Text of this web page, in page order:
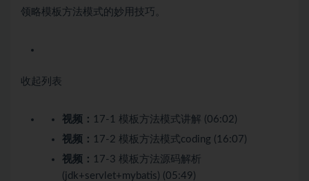
领略模板方法模式的妙用技巧。
收起列表
视频： 17-1 模板方法模式讲解 (06:02)
视频： 17-2 模板方法模式coding (16:07)
视频： 17-3 模板方法源码解析
(jdk+servlet+mybatis) (05:49)